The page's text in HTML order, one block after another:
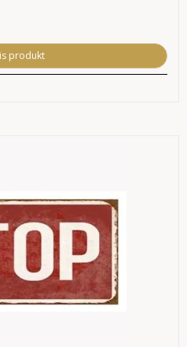
produkt